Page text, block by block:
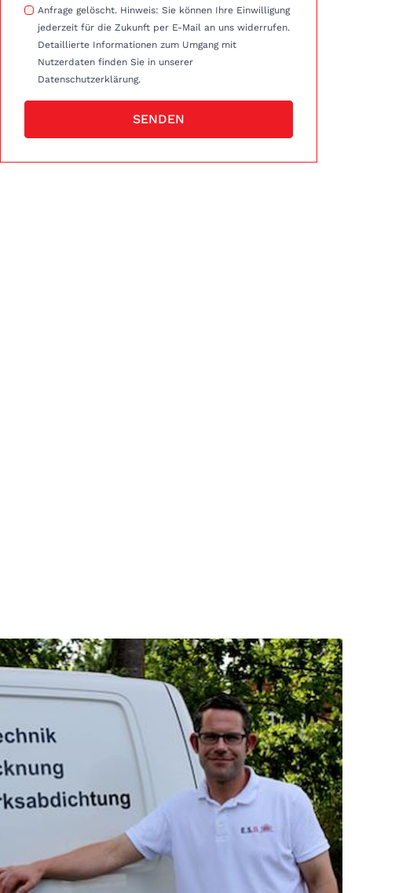
Anfrage gelöscht. Hinweis: Sie können Ihre Einwilligung
jederzeit für die Zukunft per E-Mail an uns widerrufen.
Detaillierte Informationen zum Umgang mit
Nutzerdaten finden Sie in unserer
Datenschutzerklärung.
SENDEN